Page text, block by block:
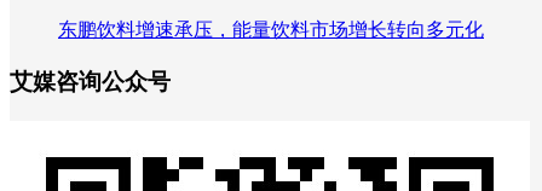
东鹏饮料增速承压，能量饮料市场增长转向多元化
艾媒咨询公众号